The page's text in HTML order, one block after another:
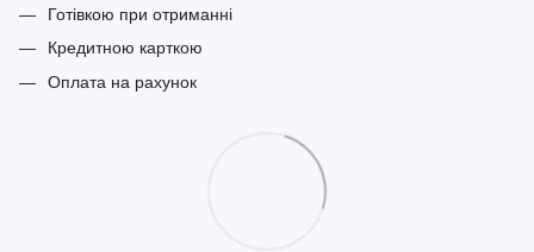
Готівкою при отриманні
Кредитною карткою
Оплата на рахунок